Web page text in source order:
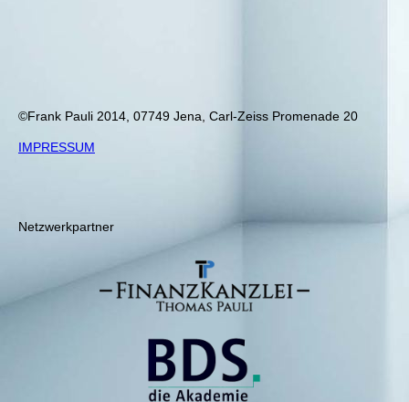
©Frank Pauli 2014, 07749 Jena, Carl-Zeiss Promenade 20
IMPRESSUM
Netzwerkpartner